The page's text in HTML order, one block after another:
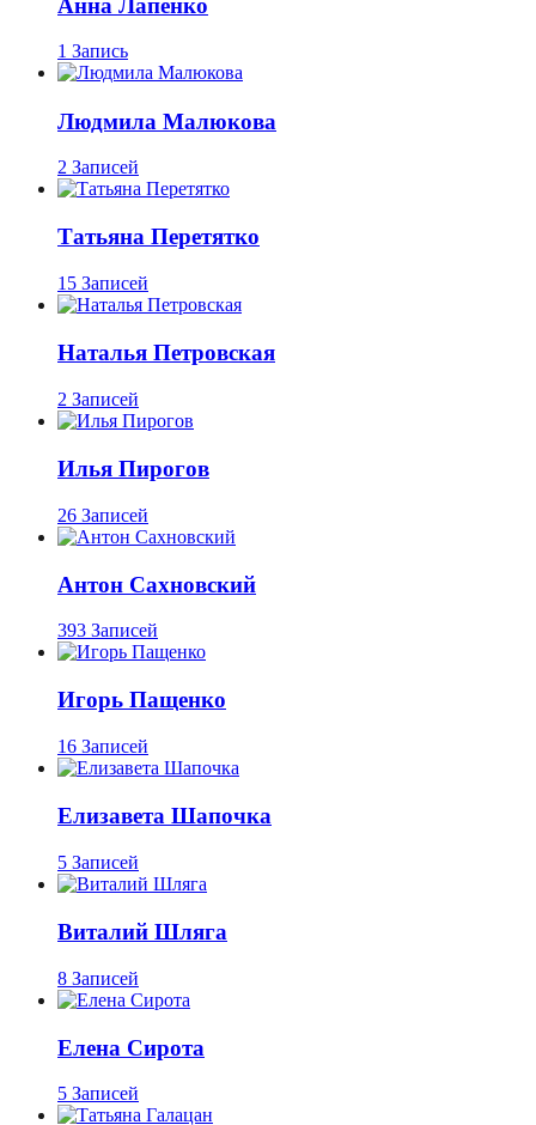
Анна Лапенко
1 Запись
Людмила Малюкова
2 Записей
Татьяна Перетятко
15 Записей
Наталья Петровская
2 Записей
Илья Пирогов
26 Записей
Антон Сахновский
393 Записей
Игорь Пащенко
16 Записей
Елизавета Шапочка
5 Записей
Виталий Шляга
8 Записей
Елена Сирота
5 Записей